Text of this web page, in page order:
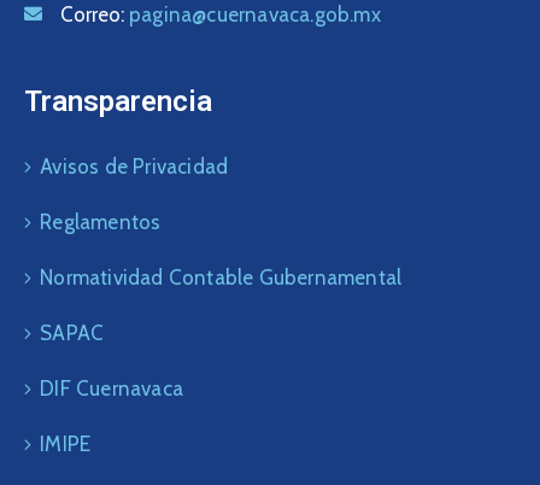
Correo: pagina@cuernavaca.gob.mx
Transparencia
Avisos de Privacidad
Reglamentos
Normatividad Contable Gubernamental
SAPAC
DIF Cuernavaca
IMIPE